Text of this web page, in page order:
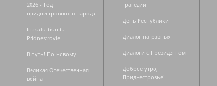
2026 - Год
приднестровского народа
Introduction to
Pridnestrovie
В путь! По-новому
Великая Отечественная
война
трагедии
День Республики
Диалог на равных
Диалоги с Президентом
Доброе утро,
Приднестровье!